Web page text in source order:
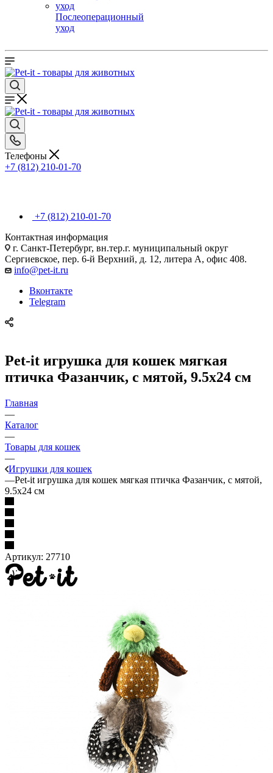
Послеоперационный
уход
Телефоны
+7 (812) 210-01-70
+7 (812) 210-01-70
Контактная информация
г. Санкт-Петербург, вн.тер.г. муниципальный округ
Сергиевское, пер. 6-й Верхний, д. 12, литера А, офис 408.
info@pet-it.ru
Вконтакте
Telegram
Pet-it игрушка для кошек мягкая
птичка Фазанчик, с мятой, 9.5x24 см
Главная
—
Каталог
—
Товары для кошек
—
Игрушки для кошек
—Pet-it игрушка для кошек мягкая птичка Фазанчик, с мятой,
9.5x24 см
Артикул: 27710